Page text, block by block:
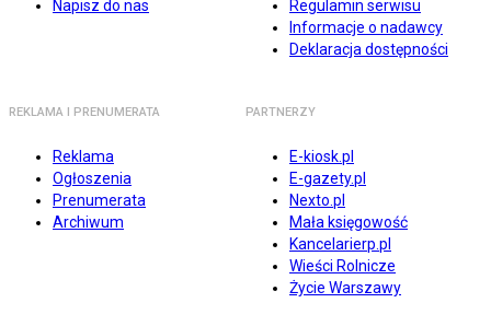
Napisz do nas
Regulamin serwisu
Informacje o nadawcy
Deklaracja dostępności
REKLAMA I PRENUMERATA
Reklama
Ogłoszenia
Prenumerata
Archiwum
PARTNERZY
E-kiosk.pl
E-gazety.pl
Nexto.pl
Mała księgowość
Kancelarierp.pl
Wieści Rolnicze
Życie Warszawy